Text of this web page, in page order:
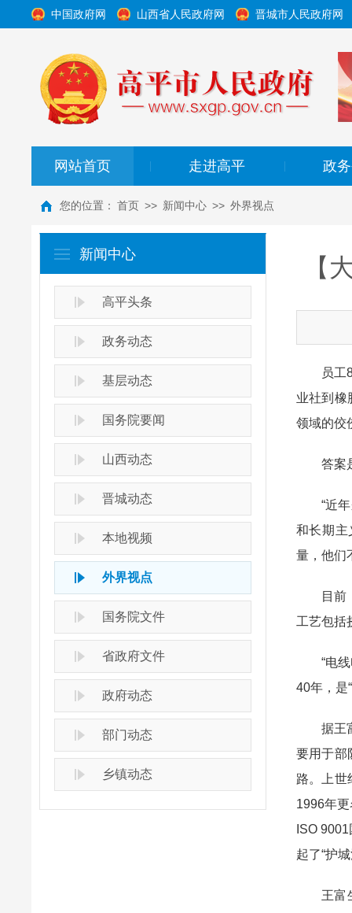
中国政府网 山西省人民政府网 晋城市人民政府网
网站首页 走进高平 政
您的位置： 首页 >> 新闻中心 >> 外界视点
新闻中心
高平头条
政务动态
基层动态
国务院要闻
山西动态
晋城动态
本地视频
外界视点
国务院文件
省政府文件
政府动态
部门动态
乡镇动态
【
员工
业社到橡
领域的佼
答案
“近
和长期主
量，他们
目前
工艺包括
“电
40年，是
据王
要用于部
路。上世
1996年
ISO
起了“护
王富